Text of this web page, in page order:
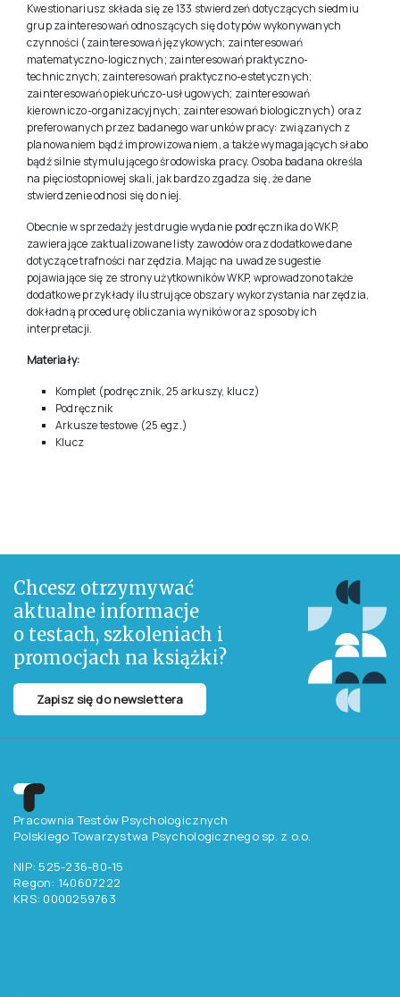
Kwestionariusz składa się ze 133 stwierdzeń dotyczących siedmiu
grup zainteresowań odnoszących się do typów wykonywanych
czynności (zainteresowań językowych; zainteresowań
matematyczno-logicznych; zainteresowań praktyczno-
technicznych; zainteresowań praktyczno-estetycznych;
zainteresowań opiekuńczo-usługowych; zainteresowań
kierowniczo-organizacyjnych; zainteresowań biologicznych) oraz
preferowanych przez badanego warunków pracy: związanych z
planowaniem bądź improwizowaniem, a także wymagających słabo
bądź silnie stymulującego środowiska pracy. Osoba badana określa
na pięciostopniowej skali, jak bardzo zgadza się, że dane
stwierdzenie odnosi się do niej.
Obecnie w sprzedaźy jest drugie wydanie podręcznika do WKP,
zawierające zaktualizowane listy zawodów oraz dodatkowe dane
dotyczące trafności narzędzia. Mając na uwadze sugestie
pojawiające się ze strony użytkowników WKP, wprowadzono także
dodatkowe przykłady ilustrujące obszary wykorzystania narzędzia,
dokładną procedurę obliczania wyników oraz sposoby ich
interpretacji.
Materiały:
Komplet (podręcznik, 25 arkuszy, klucz)
Podręcznik
Arkusze testowe (25 egz.)
Klucz
Chcesz otrzymywać
aktualne informacje
o testach, szkoleniach i
promocjach na książki?
Zapisz się do newslettera
Pracownia Testów Psychologicznych
Polskiego Towarzystwa Psychologicznego sp. z o.o.
NIP: 525-236-80-15
Regon: 140607222
KRS: 0000259763